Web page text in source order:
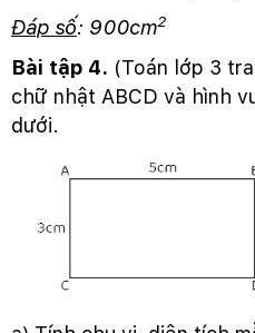
Đáp số: 900cm2
Bài tập 4. (Toán lớp 3
chữ nhật ABCD và hình
dưới.